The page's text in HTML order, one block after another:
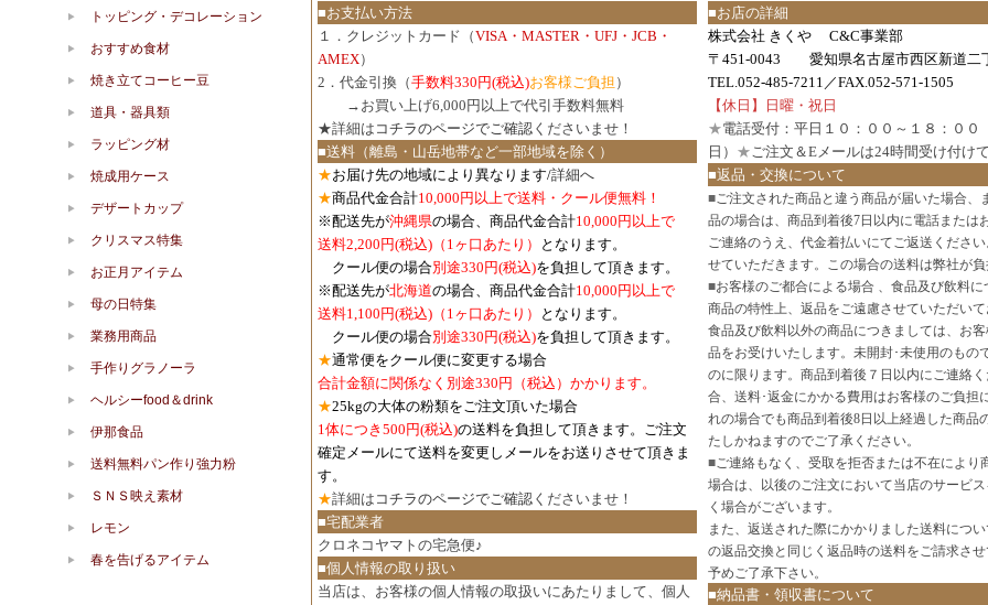
■お支払い方法
１．クレジットカード（VISA・MASTER・UFJ・JCB・
AMEX）
2．代金引換（手数料330円(税込)お客様ご負担 ）
→お買い上げ6,000円以上で代引手数料無料
★詳細は コチラのページでご確認 くださいませ！
■送料（離島・山岳地帯など一部地域を除く）
★お届け先の地域により異なります/詳細へ
★商品代金合計10,000円以上で送料・クール便無料！
※配送先が沖縄県の場合、商品代金合計10,000円以上で
送料2,200円(税込)（1ヶ口あたり）
となります。
クール便の場合別途330円(税込)を負担して頂きます。
※配送先が北海道の場合、商品代金合計10,000円以上で
送料1,100円(税込) （1ヶ口あたり）
となります。
クール便の場合別途330円(税込)を負担して頂きます。
★通常便をクール便に変更する場合
合計金額に関係なく別途330円（税込）かかります。
★25kgの大体の粉類をご注文頂いた場合
1体につき500円(税込)の送料を負担して頂きます。ご注文
確定メールにて送料を変更しメールをお送りさせて頂きま
す。
★詳細は コチラのページでご確認 くださいませ！
■宅配業者
クロネコヤマトの宅急便♪
■個人情報の取り扱い
当店は、お客様の個人情報の取扱いにあたりまして、個人
■お店の詳細
株式会社 きくや C&C事業部
〒451-0043 愛知県名古屋市西区新道二
TEL.052-485-7211／FAX.052-571-1505
【休日】日曜・祝日
★電話受付：平日１０：００～１８：００
日） ★ご注文＆Eメールは24時間受け付け
■返品・交換について
■ご注文された商品と違う商品が届いた場合、
品の場合は、商品到着後7日以内に電話または
ご連絡のうえ、代金着払いにてご返送くださ
せていただきます。この場合の送料は弊社が負
■お客様のご都合による場合 、食品及び飲料に
商品の特性上、返品をご遠慮させていただいて
食品及び飲料以外の商品につきましては、お
品をお受けいたします。未開封･未使用のもの
のに限ります。商品到着後７日以内にご連絡
合、送料･返金にかかる費用はお客様のご負担
れの場合でも商品到着後8日以上経過した商品
たしかねますのでご了承ください。
■ご連絡もなく、受取を拒否または不在により
場合は、以後のご注文において当店のサービ
く場合がございます。
また、返送された際にかかりました送料につ
の返品交換と同じく返品時の送料をご請求さ
予めご了承下さい。
■納品書・領収書について
トッピング・デコレーション
おすすめ食材
焼き立てコーヒー豆
道具・器具類
ラッピング材
焼成用ケース
デザートカップ
クリスマス特集
お正月アイテム
母の日特集
業務用商品
手作りグラノーラ
ヘルシーfood＆drink
伊那食品
送料無料パン作り強力粉
ＳＮＳ映え素材
レモン
春を告げるアイテム